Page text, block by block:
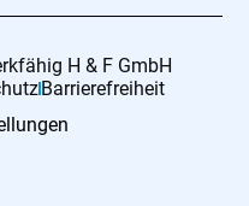
H & F GmbH
Barrierefreiheit